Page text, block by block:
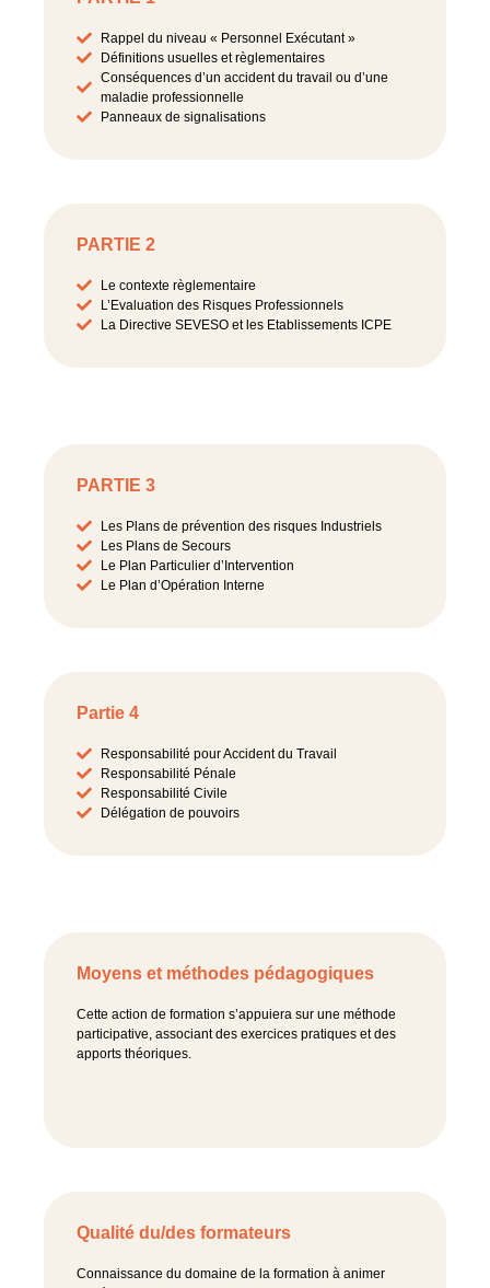
Rappel du niveau « Personnel Exécutant »
Définitions usuelles et règlementaires
Conséquences d’un accident du travail ou d’une
maladie professionnelle
Panneaux de signalisations
PARTIE 2
Le contexte règlementaire
L’Evaluation des Risques Professionnels
La Directive SEVESO et les Etablissements ICPE
PARTIE 3
Les Plans de prévention des risques Industriels
Les Plans de Secours
Le Plan Particulier d’Intervention
Le Plan d’Opération Interne
Partie 4
Responsabilité pour Accident du Travail
Responsabilité Pénale
Responsabilité Civile
Délégation de pouvoirs
Moyens et méthodes pédagogiques
Cette action de formation s’appuiera sur une méthode
participative, associant des exercices pratiques et des
apports théoriques.
Qualité du/des formateurs
Connaissance du domaine de la formation à animer